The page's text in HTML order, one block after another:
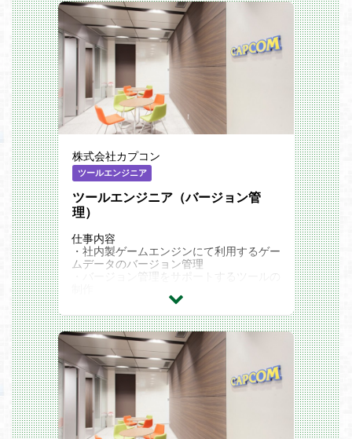
株式会社カプコン
ツールエンジニア
ツールエンジニア（バージョン管
理）
仕事内容
・社内製ゲームエンジンにて利用するゲー
ムデータのバージョン管理
・バージョン管理をサポートするツールの